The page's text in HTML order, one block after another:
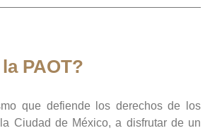
PAOT?
que defiende los derechos de los
Ciudad de México, a disfrutar de un